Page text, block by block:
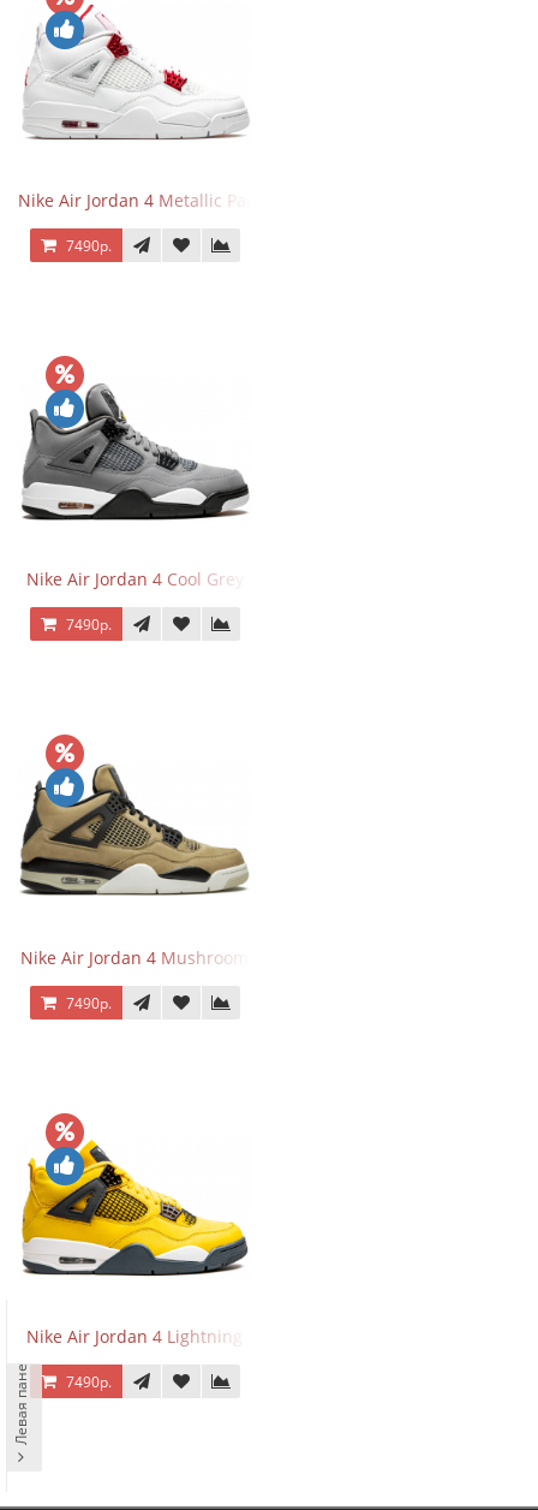
Nike Air Jordan 4 Metallic Pack University Red
7490р.
Nike Air Jordan 4 Cool Grey
7490р.
Nike Air Jordan 4 Mushroom
7490р.
Nike Air Jordan 4 Lightning
7490р.
Левая панель